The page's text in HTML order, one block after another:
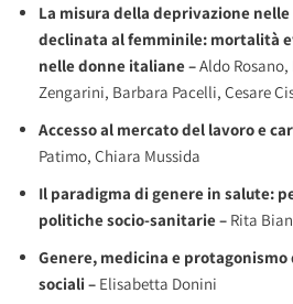
La misura della deprivazione
declinata al femminile: mortalità
nelle donne italiane –Aldo
Zengarini, Barbara Pacelli, Cesare
Accesso al mercato del lavoro e
Patimo, Chiara Mussida
Il paradigma di genere in salute:
politiche socio-sanitarie – Rita
Genere, medicina e
sociali – Elisabetta Donini